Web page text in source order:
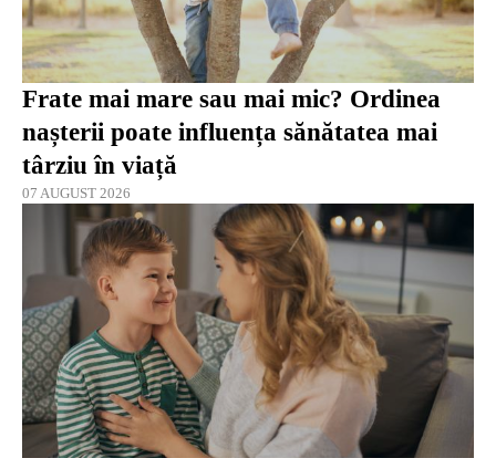
Frate mai mare sau mai mic? Ordinea
nașterii poate influența sănătatea mai
târziu în viață
07 AUGUST 2026